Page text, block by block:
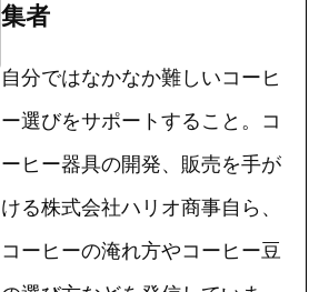
集者
自分ではなかなか難しいコーヒ
ー選びをサポートすること。コ
ーヒー器具の開発、販売を手が
ける株式会社ハリオ商事自ら、
コーヒーの淹れ方やコーヒー豆